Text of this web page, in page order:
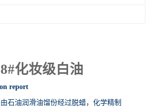
化妆级白油
report
石油润滑油馏份经过脱蜡，化学精制